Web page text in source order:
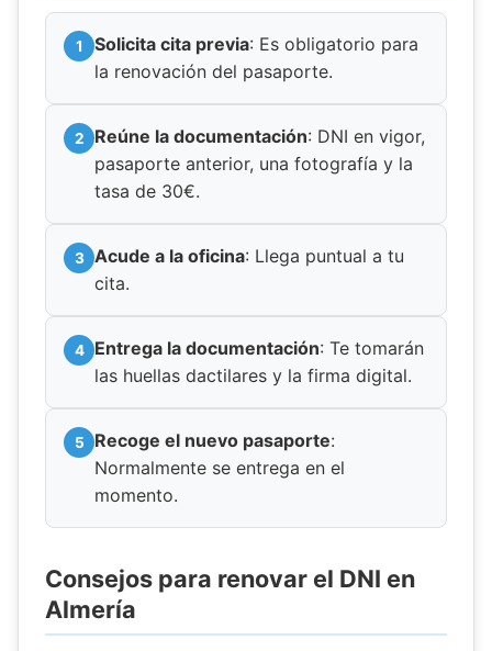
Solicita cita previa: Es obligatorio para
la renovación del pasaporte.
Reúne la documentación: DNI en vigor,
pasaporte anterior, una fotografía y la
tasa de 30€.
Acude a la oficina: Llega puntual a tu
cita.
Entrega la documentación: Te tomarán
las huellas dactilares y la firma digital.
Recoge el nuevo pasaporte:
Normalmente se entrega en el
momento.
Consejos para renovar el DNI en
Almería